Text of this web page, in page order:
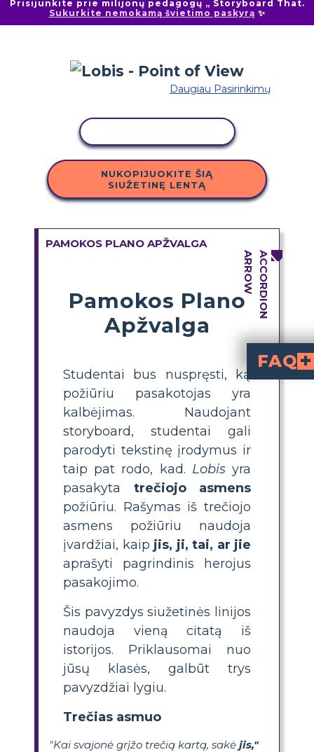
Prisijunkite prie milijonų pedagogų „ Storyboard That.
Sukurkite nemokamą švietimo paskyrą ✨
Daugiau Pasirinkimų
NUKOPIJUOKITE ŠIĄ
SIUŽETINĘ LENTĄ
PAMOKOS PLANO APŽVALGA
Pamokos Plano
Apžvalga
Studentai bus nuspręsti, ką
požiūriu pasakotojas yra
kalbėjimas. Naudojant
storyboard, studentai gali
parodyti tekstinę įrodymus ir
taip pat rodo, kad. Lobisyra
pasakyta trečiojo asmens
požiūriu. Rašymas iš trečiojo
asmens požiūriu naudoja
įvardžiai, kaip jis, ji, tai, ar jie
aprašyti pagrindinis herojus
pasakojimo.
Šis pavyzdys siužetinės linijos
naudoja vieną citatą iš
istorijos. Priklausomai nuo
jūsų klasės, galbūt trys
pavyzdžiai lygiu.
Trečias asmuo
"Kai svajonė grįžo trečią kartą, sakė jis,"
FAQ